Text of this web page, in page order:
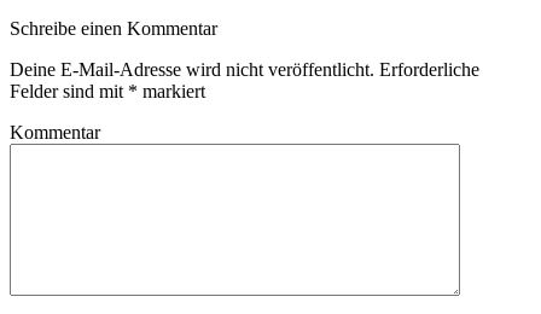
Schreibe einen Kommentar
Deine E-Mail-Adresse wird nicht veröffentlicht. Erforderliche
Felder sind mit * markiert
Kommentar